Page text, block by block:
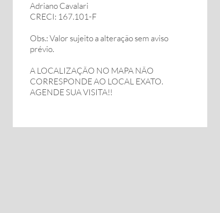
Adriano Cavalari
CRECI: 167.101-F
Obs.: Valor sujeito a alteração sem aviso
prévio.
A LOCALIZAÇÃO NO MAPA NÃO
CORRESPONDE AO LOCAL EXATO.
AGENDE SUA VISITA!!